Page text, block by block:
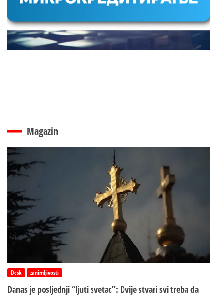
Magazin
Desk zanimljivosti
Danas je posljednji “ljuti svetac”: Dvije stvari svi treba da